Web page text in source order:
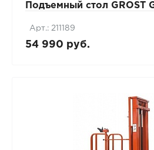
Подъемный стол GROST
Арт.: 211189
54 990 руб.